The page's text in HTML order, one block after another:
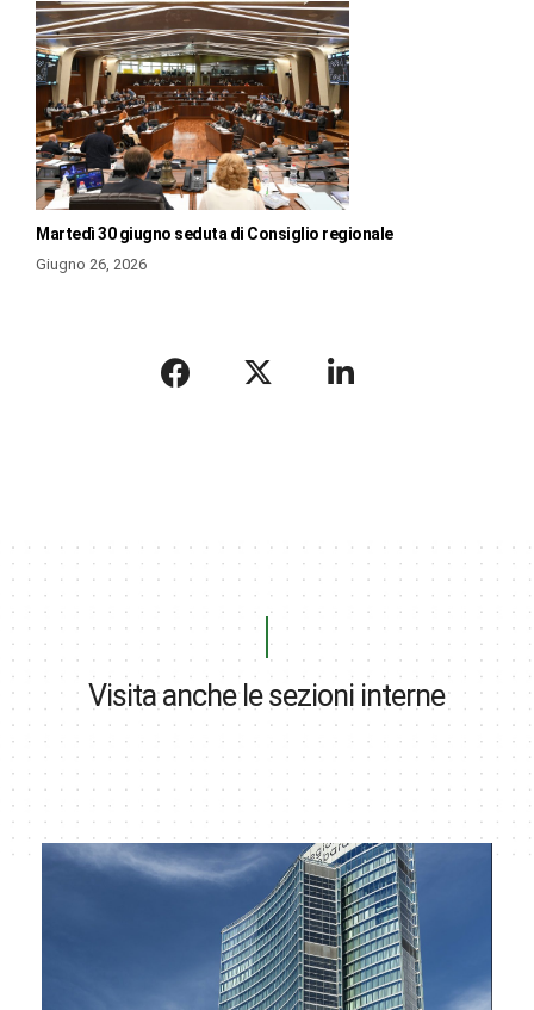
Martedì 30 giugno seduta di Consiglio regionale
Giugno 26, 2026
Visita anche le sezioni interne